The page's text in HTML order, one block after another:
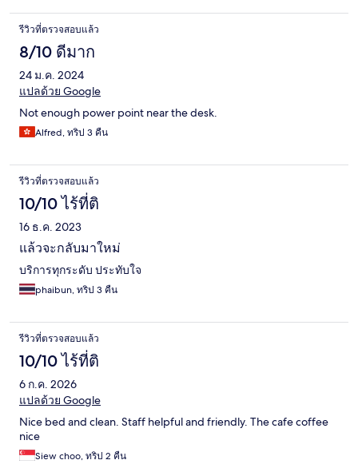
รีวิวที่ตรวจสอบแล้ว
8/10 ดีมาก
24 ม.ค. 2024
แปลด้วย Google
Not enough power point near the desk.
Alfred, ทริป 3 คืน
รีวิวที่ตรวจสอบแล้ว
10/10 ไร้ที่ติ
16 ธ.ค. 2023
แล้วจะกลับมาใหม่
บริการทุกระดับ ประทับใจ
phaibun, ทริป 3 คืน
รีวิวที่ตรวจสอบแล้ว
10/10 ไร้ที่ติ
6 ก.ค. 2026
แปลด้วย Google
Nice bed and clean. Staff helpful and friendly. The cafe coffee
nice
Siew choo, ทริป 2 คืน